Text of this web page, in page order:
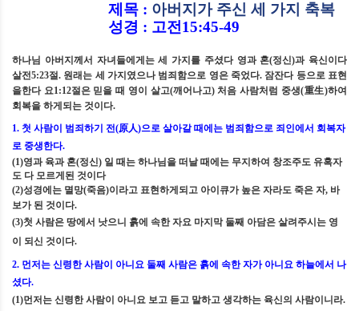
제목 : 아버지가 주신 세 가지 축복
성경 : 고전15:45-49
하나님 아버지께서 자녀들에게는 세 가지를 주셨다 영과 혼(정신)과 육신이다
살전5:23절. 원래는 세 가지였으나 범죄함으로 영은 죽었다. 잠잔다 등으로 표현
을한다 요1:12절은 믿을 때 영이 살고(깨어나고) 처음 사람처럼 중생(重生)하여
회복을 하게되는 것이다.
1. 첫 사람이 범죄하기 전(原人)으로 살아갈 때에는 범죄함으로 죄인에서 회복자
로 중생한다.
(1)영과 육과 혼(정신) 일 때는 하나님을 떠날 때에는 무지하여 창조주도 유혹자
도 다 모르게된 것이다
(2)성경에는 멸망(죽음)이라고 표현하게되고 아이큐가 높은 자라도 죽은 자, 바
보가 된 것이다.
(3)첫 사람은 땅에서 낫으니 흙에 속한 자요 마지막 둘째 아담은 살려주시는 영
이 되신 것이다.
2. 먼저는 신령한 사람이 아니요 둘째 사람은 흙에 속한 자가 아니요 하늘에서 나
셨다.
(1)먼저는 신령한 사람이 아니요 보고 듣고 말하고 생각하는 육신의 사람이니라.